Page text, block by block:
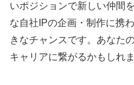
いポジションで新しい仲間
な自社IPの企画・制作に携
きなチャンスです。あなた
キャリアに繋がるかもしれま